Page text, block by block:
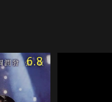
出.....
6.8